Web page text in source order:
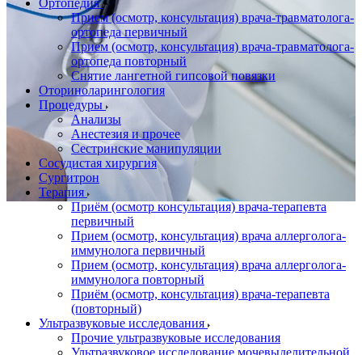
Ортопедия
Прием (осмотр, консультация) врача-травматолога-
ортопеда первичный
Прием (осмотр, консультация) врача-травматолога-
ортопеда повторный
Снятие лангетной гипсовой повязки
Оториноларингология
Процедуры
Анализы
Анестезия и прочее
Сестринские манипуляции
Сосудистая хирургия
Сургитрон
Терапия
Приём (осмотр консультация) врача-терапевта
первичный
Прием (осмотр, консультация) врача аллерголога-
иммунолога первичный
Прием (осмотр, консультация) врача аллерголога-
иммунолога повторный
Приём (осмотр, консультация) врача-терапевта
(повторный)
Ультразвуковые исследования
Прочие ультразвуковые исследования
Ультразвуковое исследование мочевыделительной